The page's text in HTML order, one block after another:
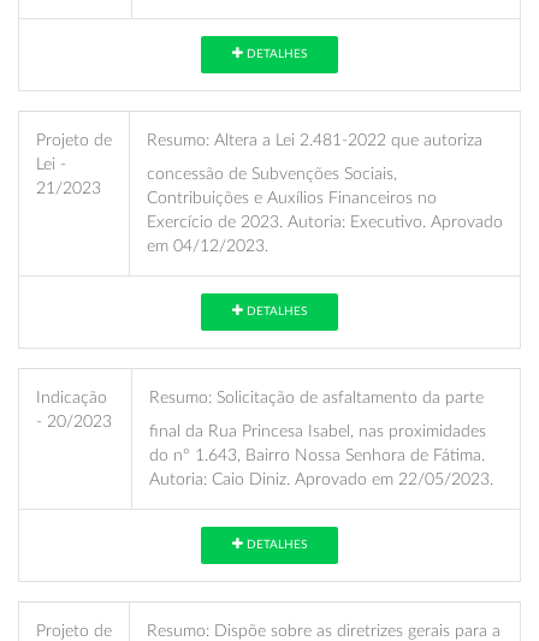
DETALHES
Projeto de
Lei -
21/2023
Resumo: Altera a Lei 2.481-2022 que autoriza
concessão de Subvenções Sociais,
Contribuições e Auxílios Financeiros no
Exercício de 2023. Autoria: Executivo. Aprovado
em 04/12/2023.
DETALHES
Indicação
- 20/2023
Resumo: Solicitação de asfaltamento da parte
final da Rua Princesa Isabel, nas proximidades
do nº 1.643, Bairro Nossa Senhora de Fátima.
Autoria: Caio Diniz. Aprovado em 22/05/2023.
DETALHES
Projeto de
Resumo: Dispõe sobre as diretrizes gerais para a